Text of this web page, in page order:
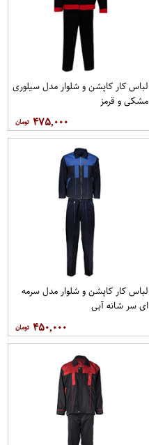
لباس کار کاپشن و شلوار مدل سیلوری
مشکی و قرمز
۴۷۵,۰۰۰
لباس کار کاپشن و شلوار مدل سرمه
ای سر شانه آبی
۴۵۰,۰۰۰